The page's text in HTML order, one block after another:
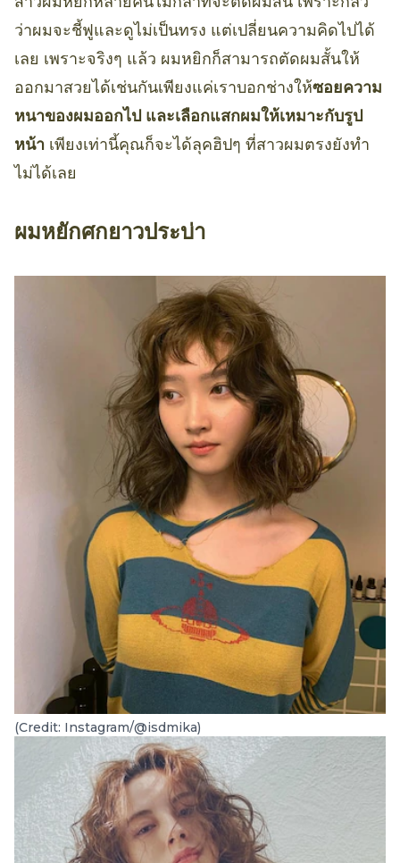
ว่าผมจะชี้ฟูและดูไม่เป็นทรง แต่เปลี่ยนความคิดไปได้
เลย เพราะจริงๆ แล้ว ผมหยิกก็สามารถตัดผมสั้นให้
ออกมาสวยได้เช่นกันเพียงแค่เราบอกช่างให้ซอยความ
หนาของผมออกไป และเลือกแสกผมให้เหมาะกับรูป
หน้า เพียงเท่านี้คุณก็จะได้ลุคฮิปๆ ที่สาวผมตรงยังทำ
ไม่ได้เลย
ผมหยักศกยาวประบ่า
(Credit: Instagram/@isdmika)